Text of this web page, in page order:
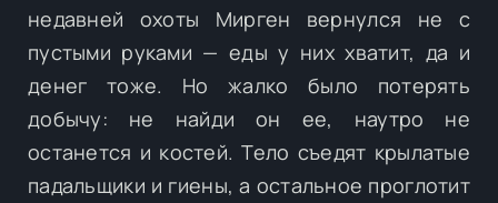
недавней охоты Мирген вернулся не с
пустыми руками — еды у них хватит, да и
денег тоже. Но жалко было потерять
добычу: не найди он ее, наутро не
останется и костей. Тело съедят крылатые
падальщики и гиены, а остальное проглотит